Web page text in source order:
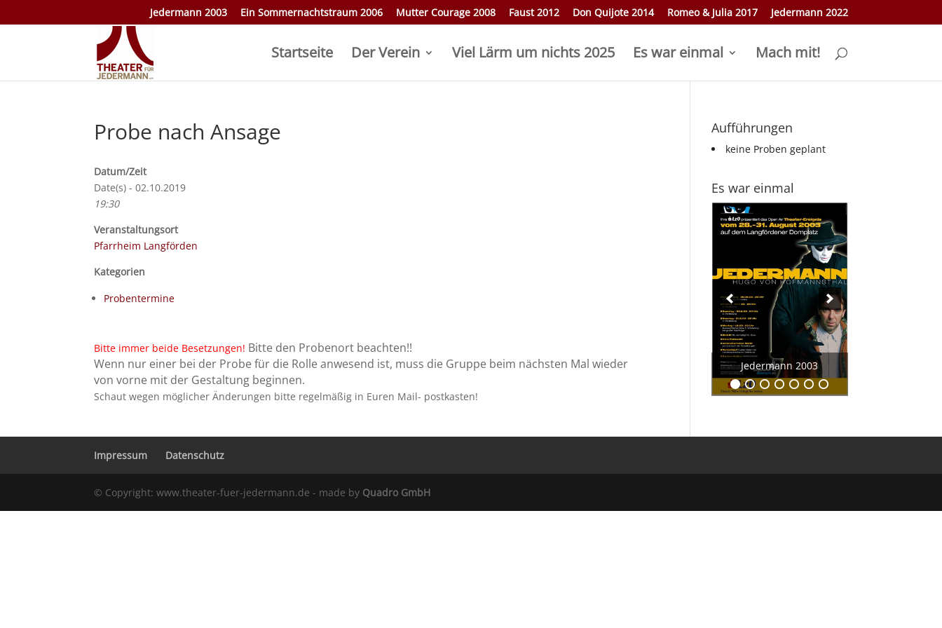
Jedermann 2003 Ein Sommernachtstraum 2006 Mutter Courage 2008 Faust 2012 Don Quijote 2014 Romeo & Julia 2017 Jedermann 2022
Startseite Der Verein Viel Lärm um nichts 2025 Es war einmal Mach mit!
Probe nach Ansage
Datum/Zeit
Date(s) - 02.10.2019
19:30
Veranstaltungsort
Pfarrheim Langförden
Kategorien
Probentermine
Bitte immer beide Besetzungen! Bitte den Probenort beachten!!
Wenn nur einer bei der Probe für die Rolle anwesend ist, muss die Gruppe beim nächsten Mal wieder
von vorne mit der Gestaltung beginnen.
Schaut wegen möglicher Änderungen bitte regelmäßig in Euren Mail- postkasten!
Aufführungen
keine Proben geplant
Es war einmal
Jedermann 2003
Impressum Datenschutz
© Copyright: www.theater-fuer-jedermann.de - made by Quadro GmbH